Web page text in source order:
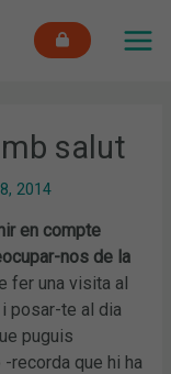
salut
2014
en compte
nos de la
fer una visita al
posar-te al dia
puguis
recorda que hi ha